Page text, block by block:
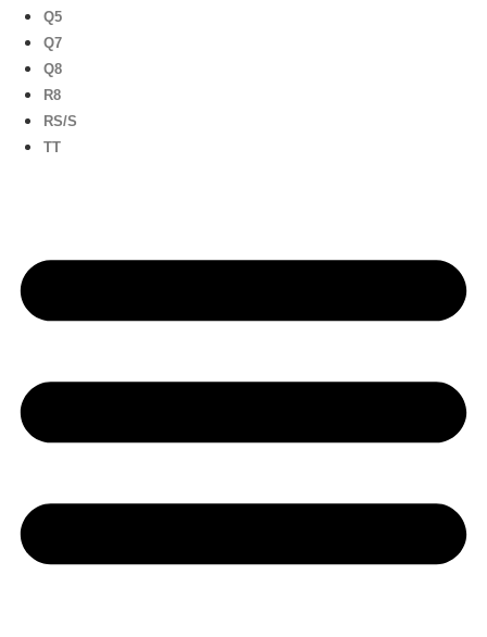
Q5
Q7
Q8
R8
RS/S
TT